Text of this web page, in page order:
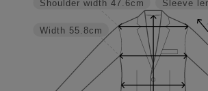
Sleeve
Width 55.8cm
Shoulder width 47.6cm